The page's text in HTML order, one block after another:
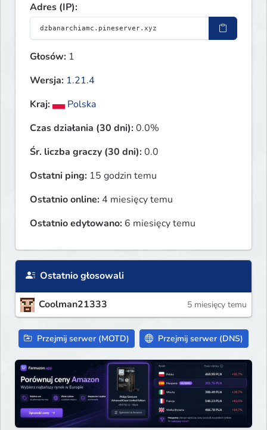
Adres (IP):
Głosów: 1
Wersja: 1.21.4
Kraj:
Polska
Czas działania (30 dni):0.0%
Śr. liczba graczy (30 dni):0.0
Ostatni ping: 15 godzin temu
Ostatnio online: 4 miesięcy temu
Ostatnio edytowano: 6 miesięcy temu
Ostatnio głosowali
Coolman21333 5 miesięcy temu
Przejmij serwer (MOTD) Przejmij serwer (DNS)